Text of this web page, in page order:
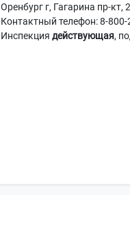
Оренбург г, Гагарина пр-
Контактный телефон: 8-
Инспекция действующая,